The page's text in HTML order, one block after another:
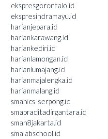
ekspresgorontalo.id
ekspresindramayu.id
harianjepara.id
hariankarawang.id
hariankediri.id
harianlamongan.id
harianlumajang.id
harianmajalengka.id
harianmalang.id
smanics-serpong.id
smapraditadirgantara.id
sman8jakarta.id
smalabschool.id